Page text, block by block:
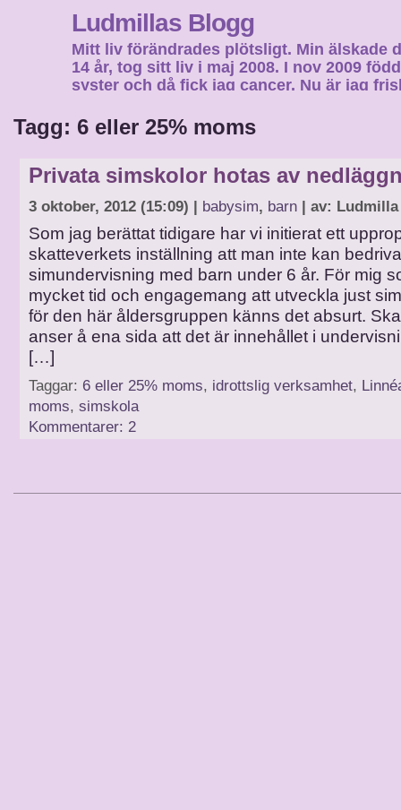
Ludmillas Blogg
Mitt liv förändrades plötsligt. Min älskade
14 år, tog sitt liv i maj 2008. I nov 2009
syster och då fick jag cancer. Nu är jag
Tagg: 6 eller 25% moms
Privata simskolor hotas av
3 oktober, 2012 (15:09) | babysim, barn | av: Ludmilla
Som jag berättat tidigare har vi initierat ett
skatteverkets inställning att man inte kan bedriva
simundervisning med barn under 6 år. För mig
mycket tid och engagemang att utveckla just
för den här åldersgruppen känns det absurt.
anser å ena sida att det är innehållet i
[…]
Taggar: 6 eller 25% moms, idrottslig verksamhet,
moms, simskola
Kommentarer: 2